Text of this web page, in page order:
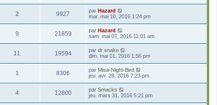
2 9927 par Hazard
mar. mai 10, 2016 1:24 pm
9 21859 par Hazard
sam. mai 07, 2016 11:01 am
11 19594 par dr snake
dim. mai 01, 2016 1:56 pm
1 8306 par Misa-Night-Bird
jeu. avr. 28, 2016 7:23 pm
4 12800 par Smacks
jeu. mars 31, 2016 5:21 pm